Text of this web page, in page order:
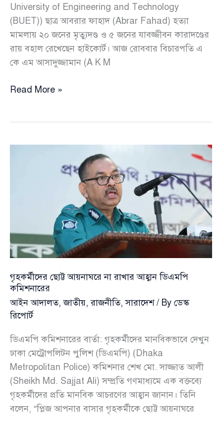
University of Engineering and Technology
(BUET)) ছাত্র আবরার ফাহাদ (Abrar Fahad) হত্যা
মামলায় ২০ জনের মৃত্যুদণ্ড ও ৫ জনের যাবজ্জীবন কারাদণ্ডের
রায় বহাল রেখেছেন হাইকোর্ট। আজ রোববার বিচারপতি এ
কে এম আসাদুজ্জামান (A K M
বুয়েট
মামলায়
যাবজ্জীবন
বহাল
Read More »
গৃহকর্মীদের ছোট্ট আয়নাঘরে না রাখার আহ্বান ডিএমপি
কমিশনারের
আইন আদালত,জাতীয়,রাজনীতি,সারাদেশ/ By ডেস্ক
রিপোর্ট
ডিএমপি কমিশনারের বার্তা: গৃহকর্মীদের মানবিকভাবে দেখুন
ঢাকা মেট্রোপলিটন পুলিশ (ডিএমপি) (Dhaka
Metropolitan Police) কমিশনার শেখ মো. সাজ্জাত আলী
(Sheikh Md. Sajjat Ali) সম্প্রতি গণমাধ্যমে এক বক্তব্যে
গৃহকর্মীদের প্রতি মানবিক আচরণের আহ্বান জানান। তিনি
বলেন, “প্লিজ আপনার বাসার গৃহকর্মীকে ছোট্ট আয়নাঘরে